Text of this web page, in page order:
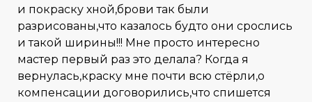
и покраску хной,брови так были
разрисованы,что казалось будто они срослись
и такой ширины!!! Мне просто интересно
мастер первый раз это делала? Когда я
вернулась,краску мне почти всю стёрли,о
компенсации договорились,что спишется